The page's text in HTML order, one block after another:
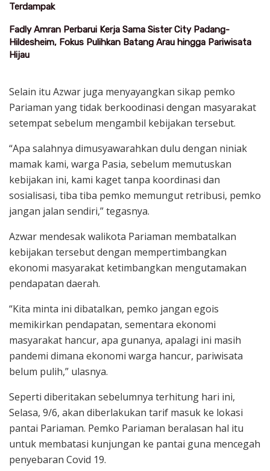
Terdampak
Fadly Amran Perbarui Kerja Sama Sister City Padang-
Hildesheim, Fokus Pulihkan Batang Arau hingga Pariwisata
Hijau
Selain itu Azwar juga menyayangkan sikap pemko
Pariaman yang tidak berkoodinasi dengan masyarakat
setempat sebelum mengambil kebijakan tersebut.
“Apa salahnya dimusyawarahkan dulu dengan niniak
mamak kami, warga Pasia, sebelum memutuskan
kebijakan ini, kami kaget tanpa koordinasi dan
sosialisasi, tiba tiba pemko memungut retribusi, pemko
jangan jalan sendiri,” tegasnya.
Azwar mendesak walikota Pariaman membatalkan
kebijakan tersebut dengan mempertimbangkan
ekonomi masyarakat ketimbangkan mengutamakan
pendapatan daerah.
“Kita minta ini dibatalkan, pemko jangan egois
memikirkan pendapatan, sementara ekonomi
masyarakat hancur, apa gunanya, apalagi ini masih
pandemi dimana ekonomi warga hancur, pariwisata
belum pulih,” ulasnya.
Seperti diberitakan sebelumnya terhitung hari ini,
Selasa, 9/6, akan diberlakukan tarif masuk ke lokasi
pantai Pariaman. Pemko Pariaman beralasan hal itu
untuk membatasi kunjungan ke pantai guna mencegah
penyebaran Covid 19.